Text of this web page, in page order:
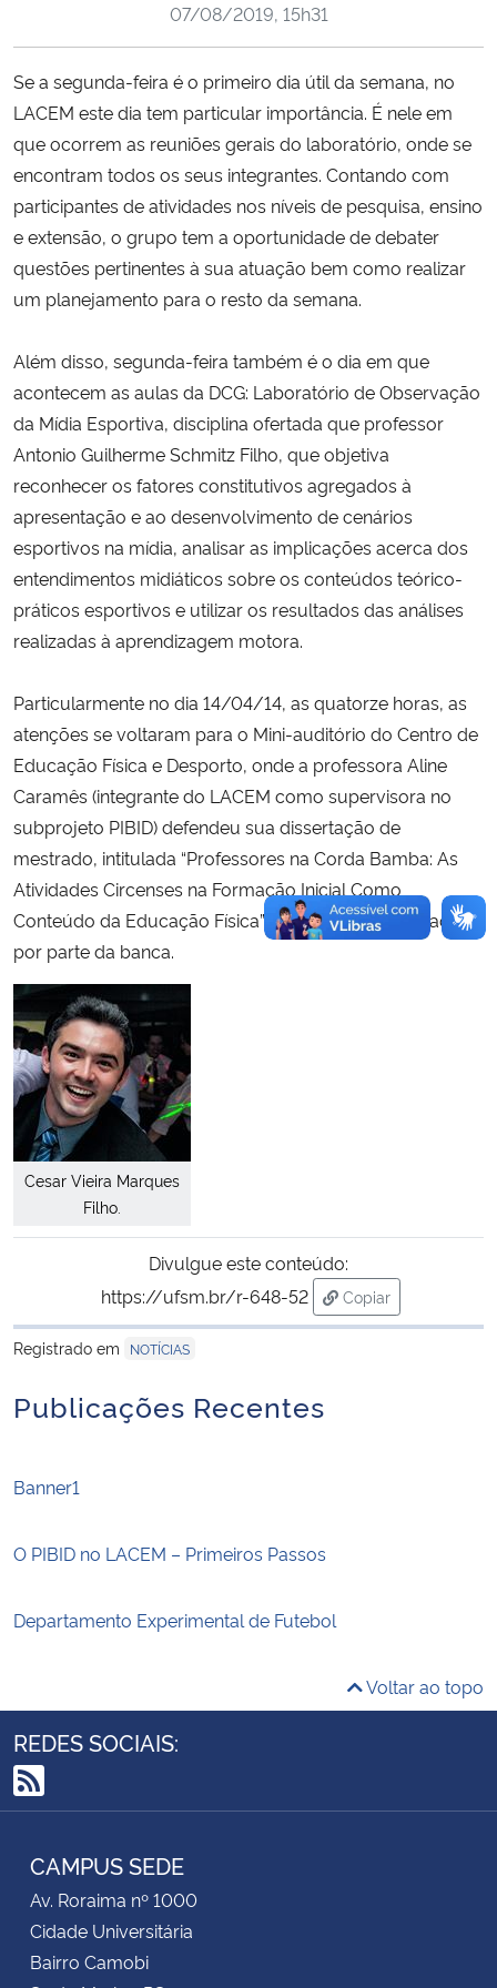
Ministério da Saúde
Ministério do Meio Ambiente
Ministério do Turismo
Ministério do Desenvolvimento Regional
Controladoria-Geral da União
Ministério da Mulher, da Família e dos Direitos Humanos
Secretaria-Geral
Secretaria de Governo
Advocacia-Geral da União
Planalto
07/08/2019, 15h31
Se a segunda-feira é o primeiro dia útil da semana, no
LACEM este dia tem particular importância. É nele em
que ocorrem as reuniões gerais do laboratório, onde se
encontram todos os seus integrantes. Contando com
participantes de atividades nos níveis de pesquisa, ensino
e extensão, o grupo tem a oportunidade de debater
questões pertinentes à sua atuação bem como realizar
um planejamento para o resto da semana.
Além disso, segunda-feira também é o dia em que
acontecem as aulas da DCG: Laboratório de Observação
da Mídia Esportiva, disciplina ofertada que professor
Antonio Guilherme Schmitz Filho, que objetiva
reconhecer os fatores constitutivos agregados à
apresentação e ao desenvolvimento de cenários
esportivos na mídia, analisar as implicações acerca dos
entendimentos midiáticos sobre os conteúdos teórico-
práticos esportivos e utilizar os resultados das análises
realizadas à aprendizagem motora.
Particularmente no dia 14/04/14, as quatorze horas, as
atenções se voltaram para o Mini-auditório do Centro de
Educação Física e Desporto, onde a professora Aline
Caramês (integrante do LACEM como supervisora no
subprojeto PIBID) defendeu sua dissertação de
mestrado, intitulada “Professores na Corda Bamba: As
Atividades Circenses na Formação Inicial Como
Conteúdo da Educação Física”, recebendo a aprovação
por parte da banca.
Cesar Vieira Marques
Filho.
Divulgue este conteúdo:
https://ufsm.br/r-648-52
Copiar
para área de
Registrado em
NOTÍCIAS
Publicações Recentes
Banner1
O PIBID no LACEM – Primeiros Passos
Departamento Experimental de Futebol
Voltar ao topo
REDES SOCIAIS:
RSS
CAMPUS SEDE
Av. Roraima nº 1000
Cidade Universitária
Bairro Camobi